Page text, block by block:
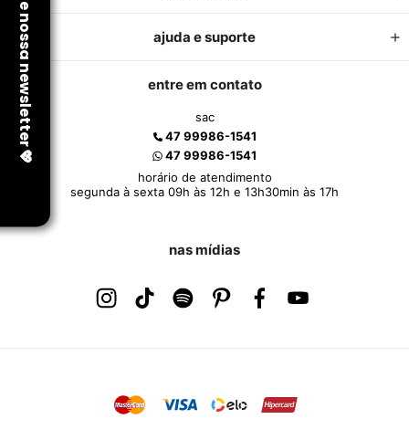
ajuda e suporte
entre em contato
sac
47 99986-1541
47 99986-1541
horário de atendimento
segunda à sexta 09h às 12h e 13h30min às 17h
nas mídias